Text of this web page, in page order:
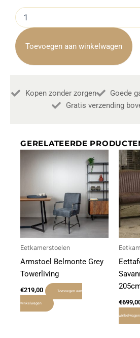
Eetkamerstoel
Carro
Stof
Almond
White
Draaibaar
Toevoegen aan winkelwagen
Kopen zonder zorgen Goede
Gratis verzending
GERELATEERDE
Eetkamerstoelen
Armstoel Belmonte Grey
Towerliving
€219,00 Toevoegen aan
winkelwagen €
winkelwagen